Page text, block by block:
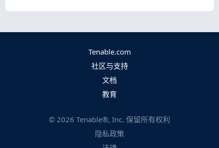
Tenable.com
社区与支持
文档
教育
© 2026 Tenable®, Inc. 保留所有权利
隐私政策